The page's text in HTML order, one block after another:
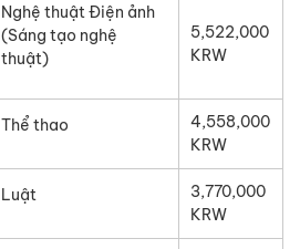
Nghệ thuật Điện ảnh
(Sáng tạo nghệ
thuật)
5,522,000
KRW
Thể thao
4,558,000
KRW
Luật
3,770,000
KRW